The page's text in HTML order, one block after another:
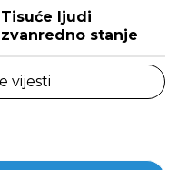
ljudi
stanje
vijesti